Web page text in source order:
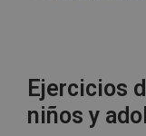
Ejercicios
niños y